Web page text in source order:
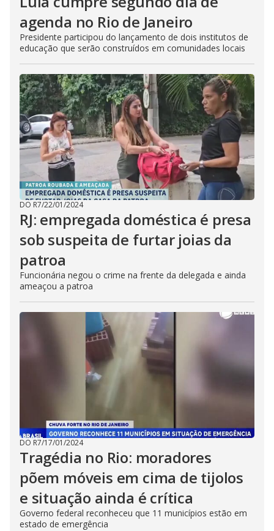
agenda no Rio de Janeiro
Presidente participou do lançamento de dois institutos de
educação que serão construídos em comunidades locais
DO R7/22/01/2024
RJ: empregada doméstica é presa
sob suspeita de furtar joias da
patroa
Funcionária negou o crime na frente da delegada e ainda
ameaçou a patroa
DO R7/17/01/2024
Tragédia no Rio: moradores
põem móveis em cima de tijolos
e situação ainda é crítica
Governo federal reconheceu que 11 municípios estão em
estado de emergência